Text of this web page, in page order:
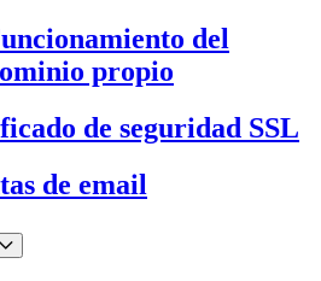
del
propio
de seguridad SSL
de email